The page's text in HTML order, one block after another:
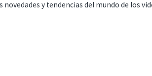
y tendencias del mundo de los